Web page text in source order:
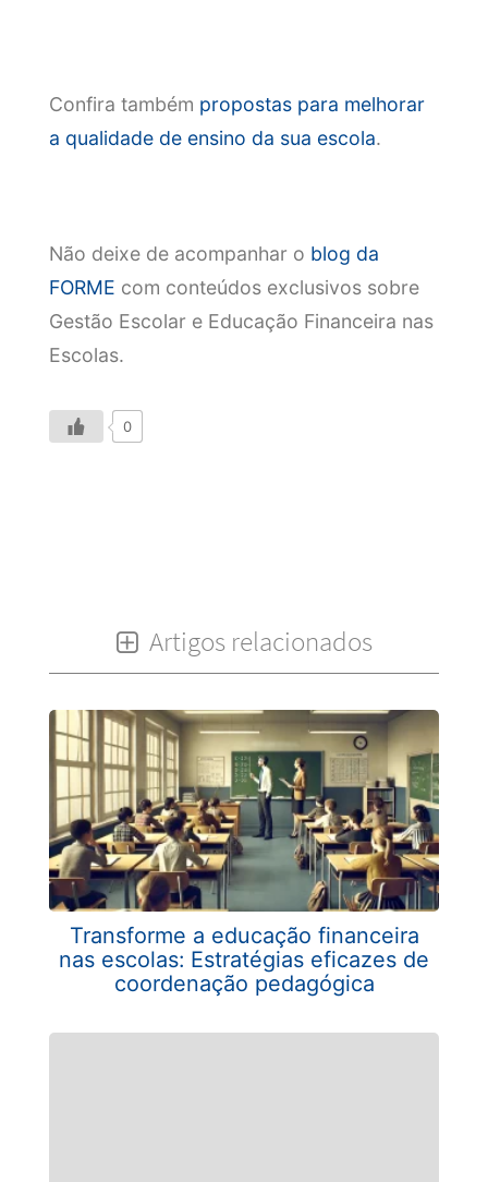
Confira também propostas para melhorar
a qualidade de ensino da sua escola.
Não deixe de acompanhar o blog da
FORME com conteúdos exclusivos sobre
Gestão Escolar e Educação Financeira nas
Escolas.
0
Artigos relacionados
Transforme a educação financeira
nas escolas: Estratégias eficazes de
coordenação pedagógica